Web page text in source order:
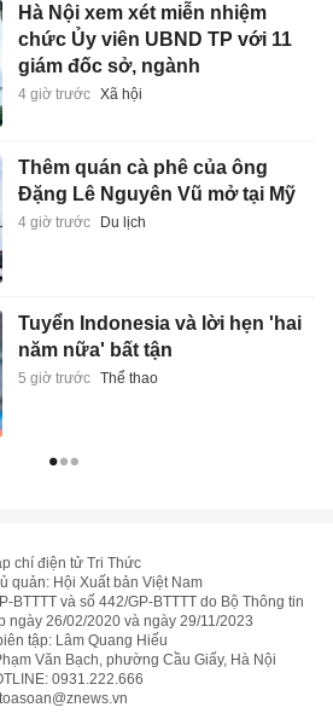
Hà Nội xem xét miễn nhiệm
chức Ủy viên UBND TP với 11
giám đốc sở, ngành
4 giờ trước Xã hội
Thêm quán cà phê của ông
Đặng Lê Nguyên Vũ mở tại Mỹ
4 giờ trước Du lịch
Tuyển Indonesia và lời hẹn 'hai
năm nữa' bất tận
5 giờ trước Thể thao
chí điện tử Tri Thức
quản: Hội Xuất bản Việt Nam
BTTTT và số 442/GP-BTTTT do Bộ Thông tin
ngày 26/02/2020 và ngày 29/11/2023
tập: Lâm Quang Hiếu
Văn Bạch, phường Cầu Giấy, Hà Nội
0931.222.666
toasoan@znews.vn